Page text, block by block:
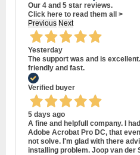
Our 4 and 5 star reviews.
Click here to read them all >
Previous Next
Yesterday
The support was and is
friendly and fast.
Verified buyer
5 days ago
A fine and helpfull company. I
Adobe Acrobat Pro DC, that
not solve. I'm glad with there
installing problem. Joop van der